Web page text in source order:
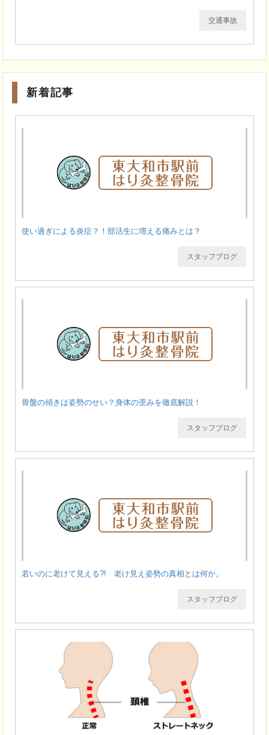
交通事故
新着記事
使い過ぎによる炎症？！部活生に増える痛みとは？
スタッフブログ
骨盤の傾きは姿勢のせい？身体の歪みを徹底解説！
スタッフブログ
若いのに老けて見える?! 老け見え姿勢の真相とは何か。
スタッフブログ